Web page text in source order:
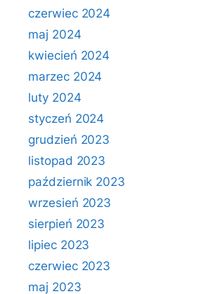
czerwiec 2024
maj 2024
kwiecień 2024
marzec 2024
luty 2024
styczeń 2024
grudzień 2023
listopad 2023
październik 2023
wrzesień 2023
sierpień 2023
lipiec 2023
czerwiec 2023
maj 2023